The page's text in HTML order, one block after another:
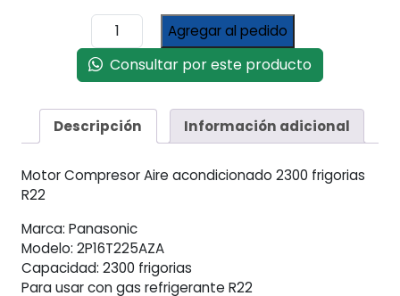
Motor
Compresor
Rotativo
2250
2300
Frigorias
cantidad
Agregar al pedido
Consultar por este producto
Descripción Información adicional
Motor Compresor Aire acondicionado 2300 frigorias
R22
Marca: Panasonic
Modelo: 2P16T225AZA
Capacidad: 2300 frigorias
Para usar con gas refrigerante R22